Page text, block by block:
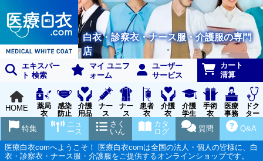
白衣・診察衣・ナース服・介護服の専門
店
エキスパー
ト 検索
マイ ユニフ
ォーム
ユーザー
サービス
カート
清算
HOME
薬局
衣
感染
防止
用品
介護
用品
ナー
ス
グッ
ズ
ナー
ス
ウェ
ア
患者
衣
介護
衣
介護
学生
実習
衣
手術
衣
医療
事務
受付
ドク
ター
ア
Q&A
質問
カタ
ログ
さく
いん
ニュ
ース
特集
医療白衣comへようこそ！ 医療白衣comは全国の法人・個人の皆様に、白
衣・診察衣・ナース服・介護服をご提供するオンラインショップです。